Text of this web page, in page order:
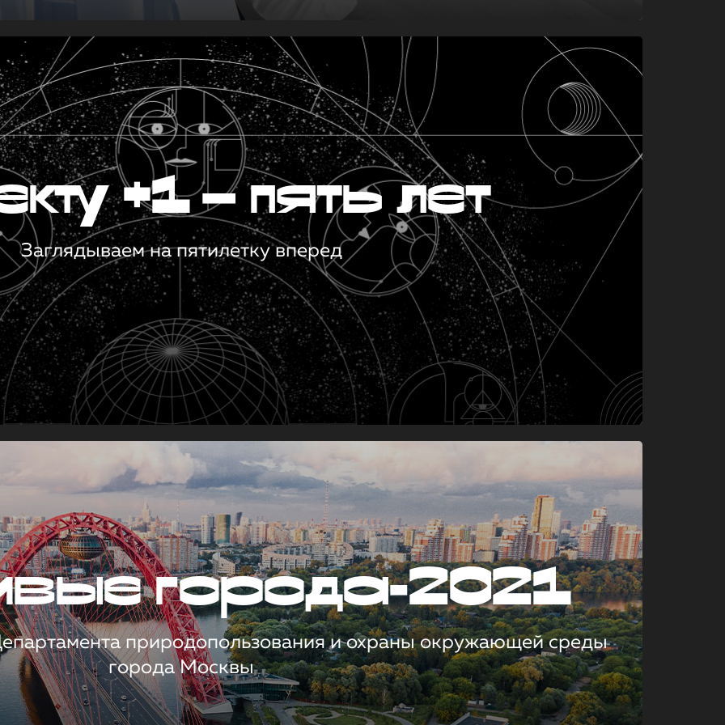
+1 — пять лет
Заглядываем на пятилетку вперед
города-2021
природопользования и охраны окружающей среды
города Москвы